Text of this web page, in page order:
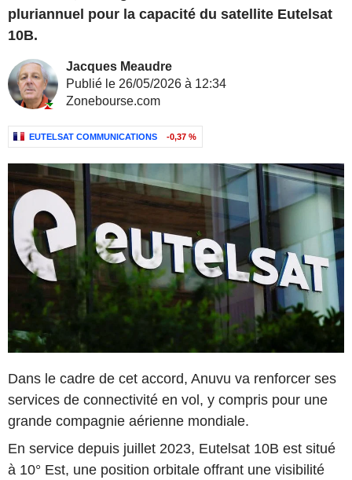
pluriannuel pour la capacité du satellite Eutelsat
10B.
Jacques Meaudre
Publié le 26/05/2026 à 12:34
Zonebourse.com
EUTELSAT COMMUNICATIONS -0,37 %
Dans le cadre de cet accord, Anuvu va renforcer ses
services de connectivité en vol, y compris pour une
grande compagnie aérienne mondiale.
En service depuis juillet 2023, Eutelsat 10B est situé
à 10° Est, une position orbitale offrant une visibilité